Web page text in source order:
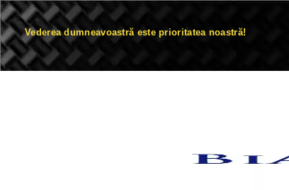
Vederea dumneavoastră este prioritatea noastră!